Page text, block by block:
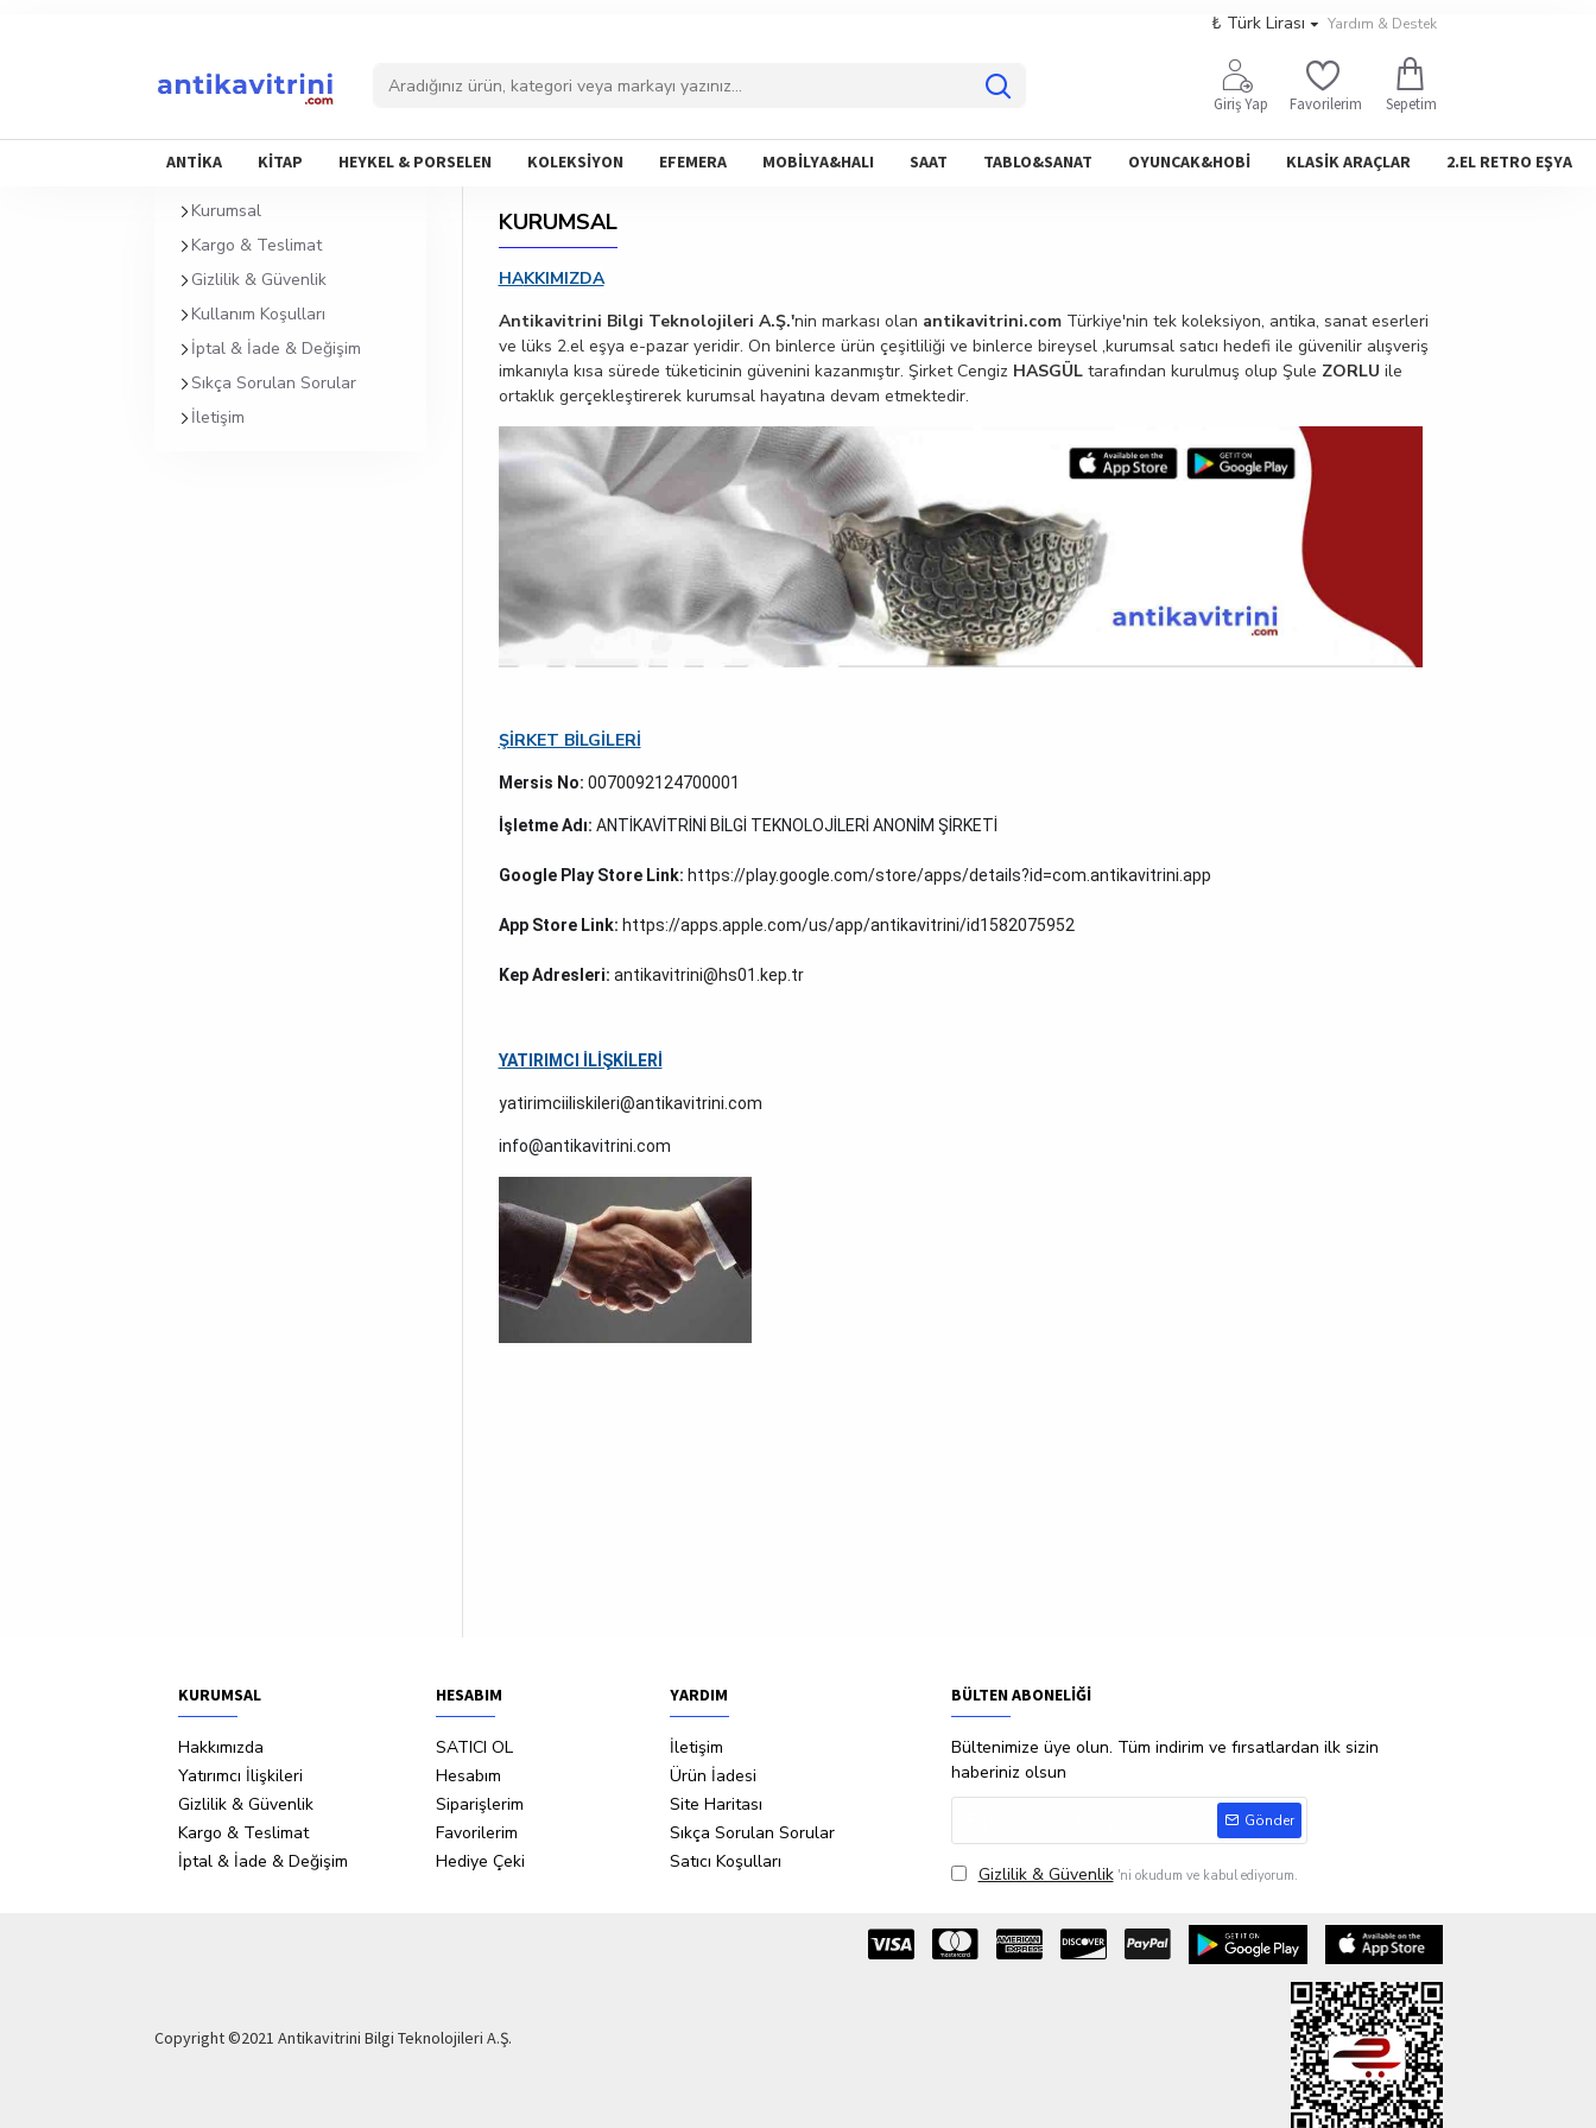
₺ Türk Lirası Yardım & Destek
Giriş Yap Favorilerim Sepetim
ANTİKA KİTAP HEYKEL & PORSELEN KOLEKSİYON EFEMERA MOBİLYA&HALI SAAT TABLO&SANAT OYUNCAK&HOBİ KLASİK ARAÇLAR 2.EL RETRO EŞYA
Kurumsal
Kargo & Teslimat
Gizlilik & Güvenlik
Kullanım Koşulları
İptal & İade & Değişim
Sıkça Sorulan Sorular
İletişim
KURUMSAL
HAKKIMIZDA
Antikavitrini Bilgi Teknolojileri A.Ş.'nin markası olan antikavitrini.comTürkiye'nin tek koleksiyon, antika, sanat eserleri
ve lüks 2.el eşya e-pazar yeridir. On binlerce ürün çeşitliliği ve binlerce bireysel ,kurumsal satıcı hedefi ile güvenilir alışveriş
imkanıyla kısa sürede tüketicinin güvenini kazanmıştır. Şirket Cengiz HASGÜLtarafından kurulmuş olup Şule ZORLU ile
ortaklık gerçekleştirerek kurumsal hayatına devam etmektedir.
ŞİRKET BİLGİLERİ
Mersis No: 0070092124700001
İşletme Adı: ANTİKAVİTRİNİ BİLGİ TEKNOLOJİLERİ ANONİM ŞİRKETİ
Google Play Store Link: https://play.google.com/store/apps/details?id=com.antikavitrini.app
App Store Link: https://apps.apple.com/us/app/antikavitrini/id1582075952
Kep Adresleri: antikavitrini@hs01.kep.tr
YATIRIMCI İLİŞKİLERİ
yatirimciiliskileri@antikavitrini.com
info@antikavitrini.com
KURUMSAL
Hakkımızda
Yatırımcı İlişkileri
Gizlilik & Güvenlik
Kargo & Teslimat
İptal & İade & Değişim
HESABIM
SATICI OL
Hesabım
Siparişlerim
Favorilerim
Hediye Çeki
YARDIM
İletişim
Ürün İadesi
Site Haritası
Sıkça Sorulan Sorular
Satıcı Koşulları
BÜLTEN ABONELİĞİ
Bültenimize üye olun. Tüm indirim ve fırsatlardan ilk sizin
haberiniz olsun
Gönder
Gizlilik & Güvenlik 'ni okudum ve kabul ediyorum.
Copyright ©2021 Antikavitrini Bilgi Teknolojileri A.Ş.